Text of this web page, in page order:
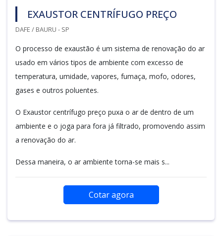
EXAUSTOR CENTRÍFUGO PREÇO
DAFE / BAURU - SP
O processo de exaustão é um sistema de renovação do ar
usado em vários tipos de ambiente com excesso de
temperatura, umidade, vapores, fumaça, mofo, odores,
gases e outros poluentes.
O Exaustor centrífugo preço puxa o ar de dentro de um
ambiente e o joga para fora já filtrado, promovendo assim
a renovação do ar.
Dessa maneira, o ar ambiente torna-se mais s...
Cotar agora